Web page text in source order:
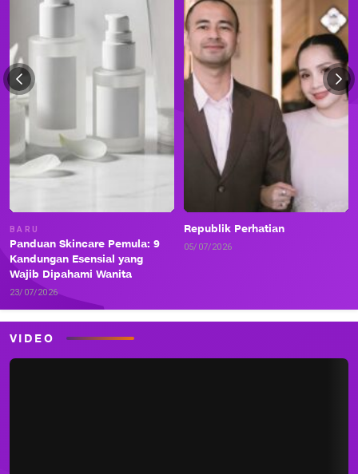
BARU
Panduan Skincare Pemula: 9
Kandungan Esensial yang
Wajib Dipahami Wanita
23/07/2026
Republik Perhatian
05/07/2026
VIDEO